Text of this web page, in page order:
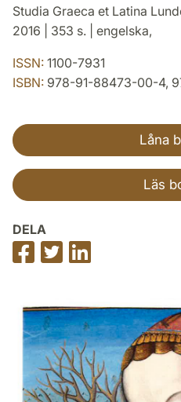
Studia Graeca et Latina
2016 | 353 s. | engelska,
ISSN: 1100-7931
ISBN: 978-91-88473-00-4,
Låna
Läs
DELA
Dela
på
Dela
på
på